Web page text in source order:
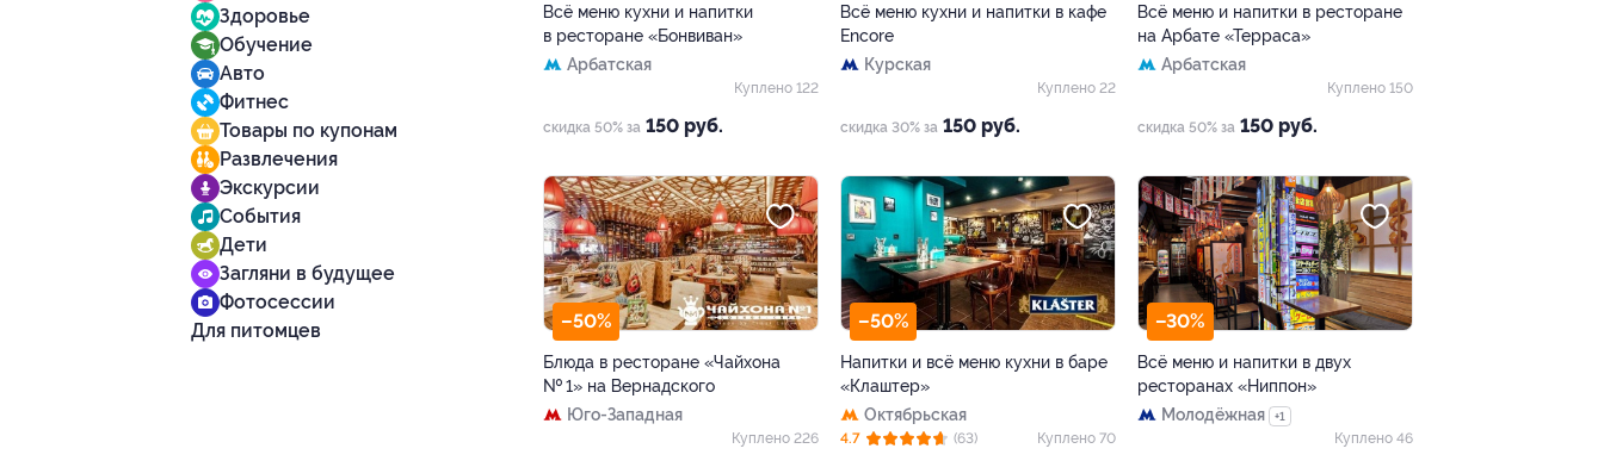
Здоровье
Обучение
Авто
Фитнес
Товары по купонам
Развлечения
Экскурсии
События
Дети
Загляни в будущее
Фотосессии
Для питомцев
Всё меню кухни и напитки
в ресторане «Бонвиван»
Арбатская
скидка 50% за 150 руб.
Куплено 122
Всё меню кухни и напитки в кафе
Encore
Курская
скидка 30% за 150 руб.
Куплено 22
Всё меню и напитки в ресторане
на Арбате «Терраса»
Арбатская
скидка 50% за 150 руб.
Куплено 150
–50%
Блюда в ресторане «Чайхона
№ 1» на Вернадского
Юго-Западная
Куплено 226
–50%
Напитки и всё меню кухни в баре
«Клаштер»
Октябрьская
4.7 (63) Куплено 70
–30%
Всё меню и напитки в двух
ресторанах «Ниппон»
Молодёжная
+1
Куплено 46